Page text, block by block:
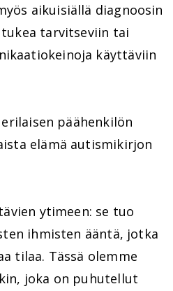
aikuisiällä diagnoosin
tukea tarvitseviin tai
käyttäviin
päähenkilön
elämä autismikirjon
ytimeen: se tuo
ihmisten ääntä, jotka
tilaa. Tässä olemme
joka on puhutellut